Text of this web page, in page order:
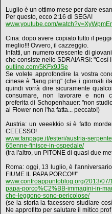
Luglio è un ottimo mese per dare
Per questo, ecco 2:16 di SEGA!
www.youtube.com/
Cina: dopo avere copiato tutto il
meglio!!! Ovvero, il cazzeggio.
Infatti, un numero crescente di
che consiste nello SDRAIARSI: "Così
outline.com/5KFx9JSe
Se volete approfondire la vostra
cinese è "tang ping" (che i giornali
quindi vorrà dire sicuramente
consumare, non lavorare e non
preferita di Schopenhauer: "non
al Flower non l'ha fatta... peccato!)
Austria: un veeekkio si è fatto
CEEESSO!
www.fanpage.it/esteri/austria-
65enne-finisce-in-ospedale/
(tra l'altro, un PITONE di quasi due
Roma: oggi, 13 luglio, è
FIUME IL PAPA PORCO!!!"
www.controappuntoblog.org/2013/
papa-porco%C2%BB-immagini-in-
che-leggono-sono-pericolose/
(se la storia la facessero studiare
Ne approfitto per salutare il mitico